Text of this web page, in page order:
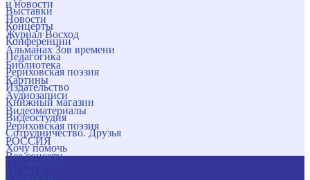
и новости
Новости
Журнал Восход
Альманах Зов времени
Библиотека
Картины
Аудиозаписи
Видеоматериалы
Рериховская поэзия
РОССИЯ
Все соцсети
Выставки
Концерты
Конференции
Педагогика
Рериховская поэзия
Издательство
Книжный магазин
Видеостудия
Сотрудничество. Друзья
Хочу помочь